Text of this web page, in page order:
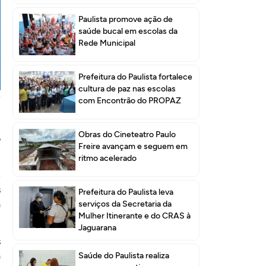
Paulista promove ação de
saúde bucal em escolas da
Rede Municipal
Prefeitura do Paulista fortalece
cultura de paz nas escolas
com Encontrão do PROPAZ
Obras do Cineteatro Paulo
Freire avançam e seguem em
ritmo acelerado
Prefeitura do Paulista leva
serviços da Secretaria da
Mulher Itinerante e do CRAS à
Jaguarana
Saúde do Paulista realiza